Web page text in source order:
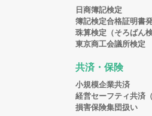
日商簿記検定
簿記検定合格証明書
珠算検定（そろばん検
東京商工会議所検定
共済・保険
小規模企業共済
経営セーフティ共済
損害保険集団扱い